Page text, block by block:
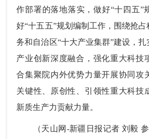
作部署的落地落实，做好“十四五”
好“十五五”规划编制工作，围绕抢
务和自治区“十大产业集群”建设，
产业创新深度融合，强化重大科技
合集聚院内外优势力量开展协同攻
关键性、原创性、引领性重大科技
新质生产力贡献力量。
（天山网-新疆日报记者 刘毅 参